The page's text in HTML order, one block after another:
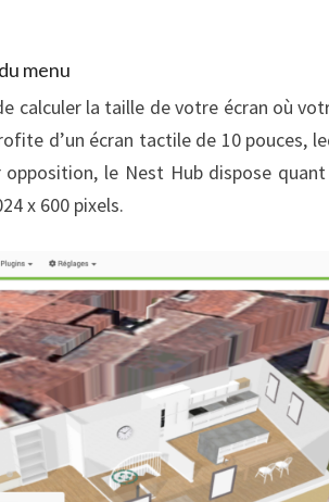
menu
calculer la taille de votre écran où
d’un écran tactile de 10 pouces,
le Nest Hub dispose
x 600 pixels.